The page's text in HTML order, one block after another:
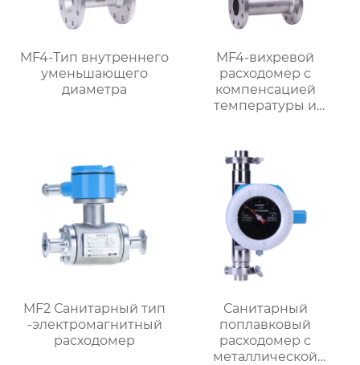
MF4-Тип внутреннего
уменьшающего
диаметра
MF4-вихревой
расходомер с
компенсацией
температуры и
MF2 Санитарный тип
-электромагнитный
расходомер
Санитарный
поплавковый
расходомер с
металлической